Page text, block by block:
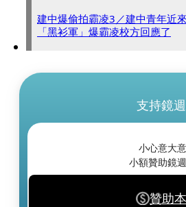
建中爆偷拍霸凌3／建中青年近
「黑衫軍」爆霸凌校方回應了
支持鏡
小心意大
小額贊助鏡週
贊助